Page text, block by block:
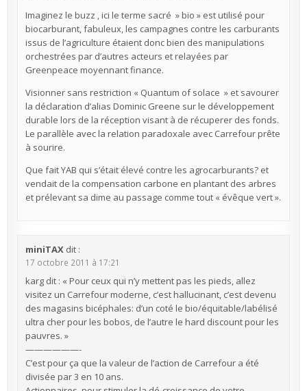
Imaginez le buzz , ici le terme sacré » bio » est utilisé pour
biocarburant, fabuleux, les campagnes contre les carburants
issus de l’agriculture étaient donc bien des manipulations
orchestrées par d’autres acteurs et relayées par
Greenpeace moyennant finance.
Visionner sans restriction « Quantum of solace » et savourer
la déclaration d’alias Dominic Greene sur le développement
durable lors de la réception visant à de récuperer des fonds.
Le parallèle avec la relation paradoxale avec Carrefour prête
à sourire.
Que fait YAB qui s’était élevé contre les agrocarburants? et
vendait de la compensation carbone en plantant des arbres
et prélevant sa dime au passage comme tout « évêque vert ».
miniTAX dit :
17 octobre 2011 à 17:21
karg dit : « Pour ceux qui n’y mettent pas les pieds, allez
visitez un Carrefour moderne, c’est hallucinant, c’est devenu
des magasins bicéphales: d’un coté le bio/équitable/labélisé
ultra cher pour les bobos, de l’autre le hard discount pour les
pauvres. »
——————-
C’est pour ça que la valeur de l’action de Carrefour a été
divisée par 3 en 10 ans.